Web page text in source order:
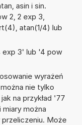
asin i sin.
2, 2 exp 3,
atan(1/4) lub
exp 3' lub '4 pow
wyrażeń
nie tylko
na przykład '77
można
Może